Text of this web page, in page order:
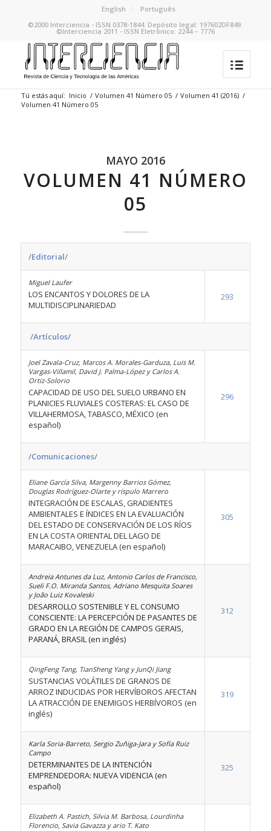
English
Português
©2000 Interciencia - ISSN 0378-1844. Depósito legal: 197602DF849.
©Interciencia 2011 - ISSN Eletrônico: 2244 – 7776
Tú estás aquí: Inicio / Volumen 41 Número 05 / Volumen 41 (2016) /
Volumen 41 Número 05
MAYO 2016
VOLUMEN 41 NÚMERO
05
/Editorial/
Miguel Laufer
LOS ENCANTOS Y DOLORES DE LA
MULTIDISCIPLINARIEDAD
293
/Artículos/
Joel Zavala-Cruz, Marcos A. Morales-Garduza, Luis M.
Vargas-Villamil, David J. Palma-López y Carlos A.
Ortiz-Solorio
CAPACIDAD DE USO DEL SUELO URBANO EN
PLANICIES FLUVIALES COSTERAS: EL CASO DE
VILLAHERMOSA, TABASCO, MÉXICO (en
español)
296
/Comunicaciones/
Eliane García Silva, Margenny Barrios Gómez,
Douglas Rodríguez-Olarte y ríspulo Marrero
INTEGRACIÓN DE ESCALAS, GRADIENTES
AMBIENTALES E ÍNDICES EN LA EVALUACIÓN
DEL ESTADO DE CONSERVACIÓN DE LOS RÍOS
EN LA COSTA ORIENTAL DEL LAGO DE
MARACAIBO, VENEZUELA (en español)
305
Andreia Antunes da Luz, Antonio Carlos de Francisco,
Sueli F.O. Miranda Santos, Adriano Mesquita Soares
y João Luiz Kovaleski
DESARROLLO SOSTENIBLE Y EL CONSUMO
CONSCIENTE: LA PERCEPCIÓN DE PASANTES DE
GRADO EN LA REGIÓN DE CAMPOS GERAIS,
PARANÁ, BRASIL (en inglés)
312
QingFeng Tang, TianSheng Yang y JunQi Jiang
SUSTANCIAS VOLÁTILES DE GRANOS DE
ARROZ INDUCIDAS POR HERVÍBOROS AFECTAN
LA ATRACCIÓN DE ENEMIGOS HERBÍVOROS (en
inglés)
319
Karla Soria-Barreto, Sergio Zuñiga-Jara y Sofía Ruiz
Campo
DETERMINANTES DE LA INTENCIÓN
EMPRENDEDORA: NUEVA VIDENCIA (en
español)
325
Elizabeth A. Pastich, Silvia M. Barbosa, Lourdinha
Florencio, Savia Gavazza y ario T. Kato